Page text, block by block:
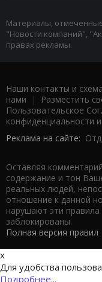
Материалы,
"Новости компаний",
правах рекламы.
Наши контакты и
нами | Разместить
Пользовательское
конфиденциальности
Реклама на сайте:
Оставляя
содержание и тон
реальных людей,
отношение к данной
нарушают эти правила
заблокированы.
Полная версия правил
x
Для удобства
Подробнее...